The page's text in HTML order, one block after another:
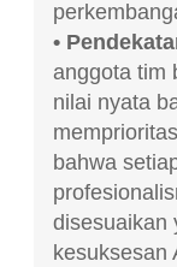
•
anggota tim
nilai nyata
bahwa
disesuaikan
kesuksesan